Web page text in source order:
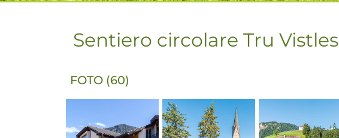
Sentiero circolare Tru Vistles
FOTO (60)